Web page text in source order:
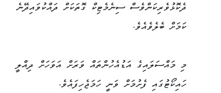
ދެކޮޅުވެރިކަންވެސް ސިނެމެޓިކް ގޮތަކަށް ދައްކުވައިދޭނެ
ކަމަށް ބެލެވެއެވެ.
މި މައްސަލައިގެ އަޑުއެހުންތައް ވަރަށް އަވަހަށް ދިއްލީ
ހައިކޯޓުގައި ފެށުމަށް ވަނީ ހަމަޖެހިފައެވެ.